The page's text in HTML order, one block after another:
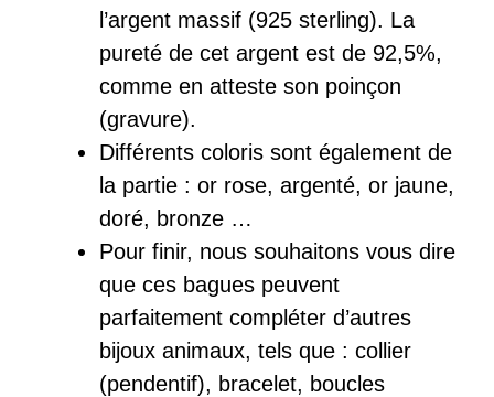
l’argent massif (925 sterling). La
pureté de cet argent est de 92,5%,
comme en atteste son poinçon
(gravure).
Différents coloris sont également de
la partie : or rose, argenté, or jaune,
doré, bronze …
Pour finir, nous souhaitons vous dire
que ces bagues peuvent
parfaitement compléter d’autres
bijoux animaux, tels que : collier
(pendentif), bracelet, boucles